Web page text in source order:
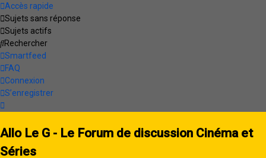
Accès rapide
Sujets sans réponse
Sujets actifs
Rechercher
Smartfeed
FAQ
Connexion
S’enregistrer
Allo Le G - Le Forum de discussion Cinéma et
Séries